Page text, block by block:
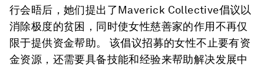
行会晤后，她们提出了Maverick Collective倡议以
消除极度的贫困，同时使女性慈善家的作用不再仅
限于提供资金帮助。 该倡议招募的女性不止要有资
金资源，还需要具备技能和经验来帮助解决发展中